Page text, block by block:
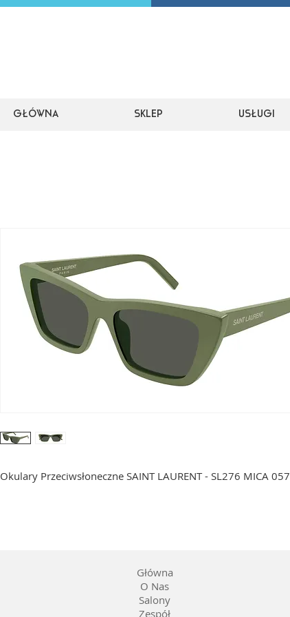
Główna Sklep Usługi
Okulary Przeciwsłoneczne SAINT LAURENT - SL276 MICA 057
Główna
O Nas
Salony
Zespół